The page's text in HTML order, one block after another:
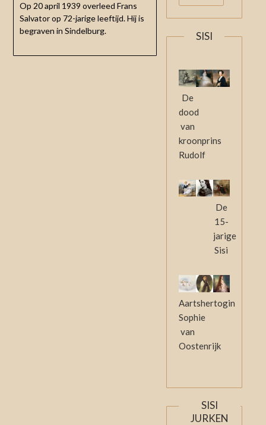
Op 20 april 1939 overleed Frans
Salvator op 72-jarige leeftijd. Hij is
begraven in Sindelburg.
SISI
De
dood
van
kroonprins
Rudolf
De
15-
jarige
Sisi
Aartshertogin
Sophie
van
Oostenrijk
SISI
JURKEN